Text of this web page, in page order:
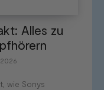
Alles zu
wie Sonys